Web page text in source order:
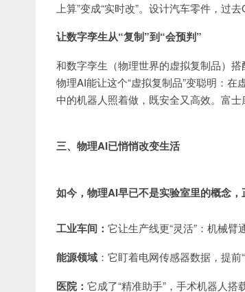
上算”变成“实时改”。设计汽车零件，过
让数字孪生从“复制”到“会预判”
和数字孪生（物理世界的虚拟复制品）搭
物理AI能让这个“虚拟复制品”变聪明：
中的机器人照着做，既安全又高效。富
三、物理AI已悄悄改变生活
如今，物理AI早已不是实验室里的概念，
工业车间： 它让生产线更“灵活”：机械臂
能源领域 ：它盯着电网传感器数据，提
医院： 它成了“精准助手”，手术机器人